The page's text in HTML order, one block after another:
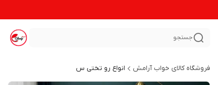
جستجو
فروشگاه کالای خواب آرامش انواع رو تختی س